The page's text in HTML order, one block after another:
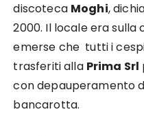
discoteca Moghi,
2000. Il locale era sulla
emerse che tutti i
trasferiti alla Prima Srl
con depauperamento
bancarotta.